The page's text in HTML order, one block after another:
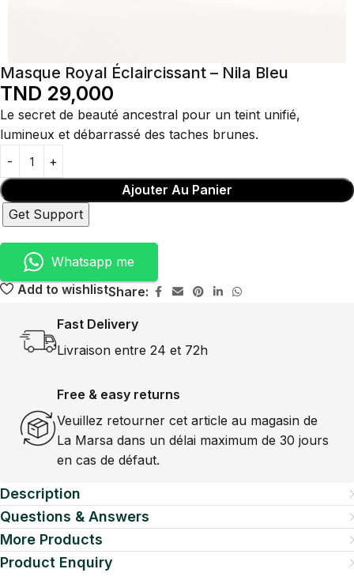
Masque Royal Éclaircissant – Nila Bleu
TND 29,000
Le secret de beauté ancestral pour un teint unifié,
lumineux et débarrassé des taches brunes.
Ajouter Au Panier
Get Support
Whatsapp me
Add to wishlistShare:
Fast Delivery
Livraison entre 24 et 72h
Free & easy returns
Veuillez retourner cet article au magasin de
La Marsa dans un délai maximum de 30 jours
en cas de défaut.
Description
Questions & Answers
More Products
Product Enquiry